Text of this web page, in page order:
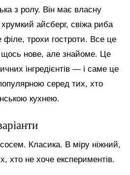
з ролу. Він має власну
айсберг, свіжа риба
трохи гостроти. Все це
щось нове, але знайоме. Це
інгредієнтів — і саме це
серед тих, хто
кухнею.
Класика. В міру ніжний,
хто не хоче експериментів.